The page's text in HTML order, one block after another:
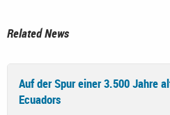
Related News
Auf der Spur einer 3.500 Jahre
Ecuadors